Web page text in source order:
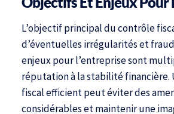
L’objectif principal du contrôle
d’éventuelles irrégularités et
enjeux pour l’entreprise sont
réputation à la stabilité financière.
fiscal efficient peut éviter des
considérables et maintenir une